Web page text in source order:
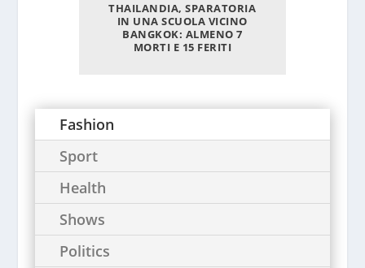
THAILANDIA, SPARATORIA
IN UNA SCUOLA VICINO
BANGKOK: ALMENO 7
MORTI E 15 FERITI
Fashion
Sport
Health
Shows
Politics